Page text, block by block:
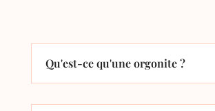
Qu'est-ce qu'une orgonite ?